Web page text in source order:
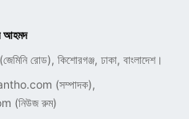
আহমদ
রোড), কিশোরগঞ্জ, ঢাকা, বাংলাদেশ।
(সম্পাদক),
(নিউজ রুম)